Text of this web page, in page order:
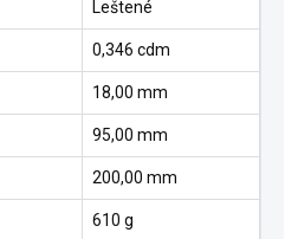
Leštené
0,346 cdm
18,00 mm
95,00 mm
200,00 mm
610 g